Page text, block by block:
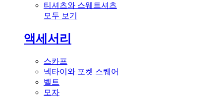
티셔츠와 스웨트셔츠
모두 보기
액세서리
스카프
넥타이와 포켓 스퀘어
벨트
모자